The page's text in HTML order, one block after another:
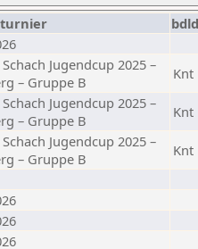
turnier
bdld
Jugendcup 2025 –
– Gruppe B
Knt
Jugendcup 2025 –
– Gruppe B
Knt
Jugendcup 2025 –
– Gruppe B
Knt